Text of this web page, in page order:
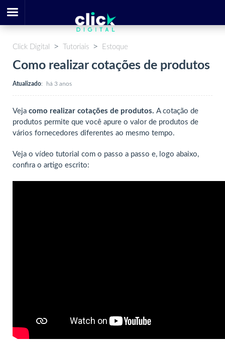
Click Digital Tutoriais Estoque
Como realizar cotações de produtos
Atualizado: há 3 anos
Veja como realizar cotações de produtos. A cotação de
produtos permite que você apure o valor de produtos de
vários fornecedores diferentes ao mesmo tempo.
Veja o vídeo tutorial com o passo a passo e, logo abaixo,
confira o artigo escrito: